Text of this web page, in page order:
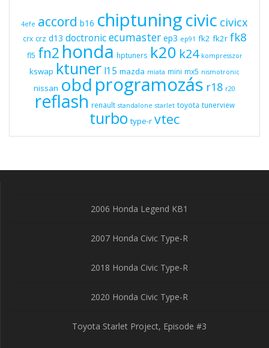
4efe accord b16 chiptuningcivic civicx
crx crz d13 doctronic ecumaster ep3 ep91 fk2 fk2r fk8
fl5 fn2 honda hptuners k20 k24 kompresszor
kswap ktuner l15 mazda miata mini mx5 nismotronic
nissan obd programozás r18 r20
reflash renault standalone starlet toyota tunerview
turbo type-r vtec
2006 Honda Legend KB1
2007 Honda Civic Type-R
2018 Honda Civic Type-R
2020 Honda Civic Type-R
Toyota Starlet Project, Episode #3